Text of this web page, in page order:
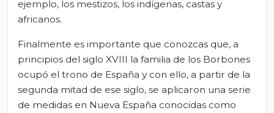
ejemplo, los mestizos, los indígenas, castas y
africanos.
Finalmente es importante que conozcas que, a
principios del siglo XVIII la familia de los Borbones
ocupó el trono de España y con ello, a partir de la
segunda mitad de ese siglo, se aplicaron una serie
de medidas en Nueva España conocidas como